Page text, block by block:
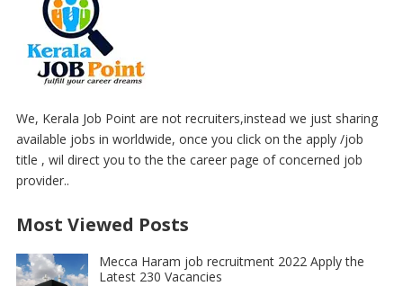
We, Kerala Job Point are not recruiters,instead we just sharing
available jobs in worldwide, once you click on the apply /job
title , wil direct you to the the career page of concerned job
provider..
Most Viewed Posts
Mecca Haram job recruitment 2022 Apply the
Latest 230 Vacancies